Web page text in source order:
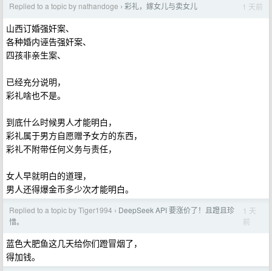
Replied to a topic by nathandoge › 彩礼，嫁女儿与卖女儿 1 天前
山西订婚强奸案、
各种婚内诬告强奸案、
四孩非亲生案、
已经充分说明，
彩礼啥也不是。
到底什么时候男人才能明白，
彩礼属于男方自愿赠予女方的东西，
彩礼不附带任何义务与责任，
女人早就明白的道理，
男人还得爆金币多少次才能明白。
Replied to a topic by Tiger1994 › DeepSeek API 要涨价了！且蹬且珍
惜。
1 天
前
蓝色大肥鱼这几天给你们蹬冒烟了，
得加钱。